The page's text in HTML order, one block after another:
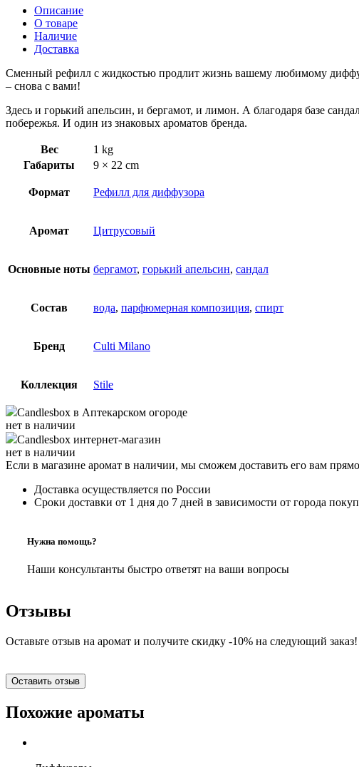
Описание
О товаре
Наличие
Доставка
Сменный рефилл с жидкостью продлит жизнь вашему любимому
– снова с вами!
Здесь и горький апельсин, и бергамот, и лимон. А благодаря базе
побережья. И один из знаковых ароматов бренда.
Вес
1 kg
Габариты
9 × 22 cm
Формат Рефилл для диффузора
Аромат Цитрусовый
Основные ноты бергамот, горький апельсин, сандал
Состав вода, парфюмерная композиция, спирт
Бренд Culti Milano
Коллекция Stile
Candlesbox в Аптекарском огороде
нет в наличии
Candlesbox интернет-магазин
нет в наличии
Если в магазине аромат в наличии, мы сможем доставить его вам
Доставка осуществляется по России
Сроки доставки от 1 дня до 7 дней в зависимости от города
Нужна помощь?
Наши консультанты быстро ответят на ваши вопросы
Отзывы
Оставьте отзыв на аромат и получите скидку -10% на следующий заказ!
Оставить отзыв
Похожие ароматы